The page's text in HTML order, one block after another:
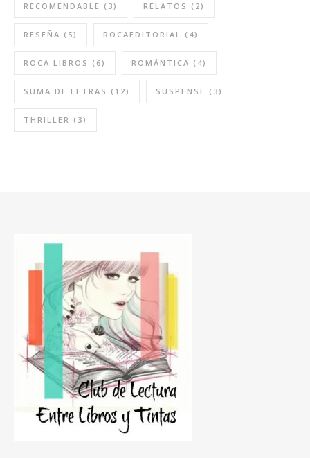
RECOMENDABLE (3) RELATOS (2)
RESEÑA (5) ROCAEDITORIAL (4)
ROCA LIBROS (6) ROMÁNTICA (4)
SUMA DE LETRAS (12) SUSPENSE (3)
THRILLER (3)